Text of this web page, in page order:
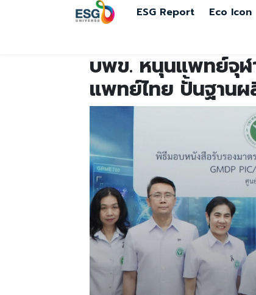
ESG Report Eco Icon
บพข. หนุนแพทย์จุฬ
แพทย์ไทย ปั้นฐานผ